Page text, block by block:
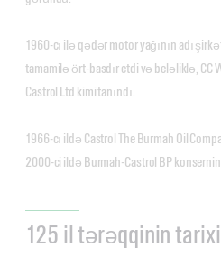
1960-cı ilə qədər motor yağının adı
tamamilə ört-basdır etdi və beləliklə, CC
Castrol Ltd kimi tanındı.
1966-cı ildə Castrol The Burmah Oil
2000-ci ildə Burmah-Castrol BP
125 il tərəqqinin tarixi